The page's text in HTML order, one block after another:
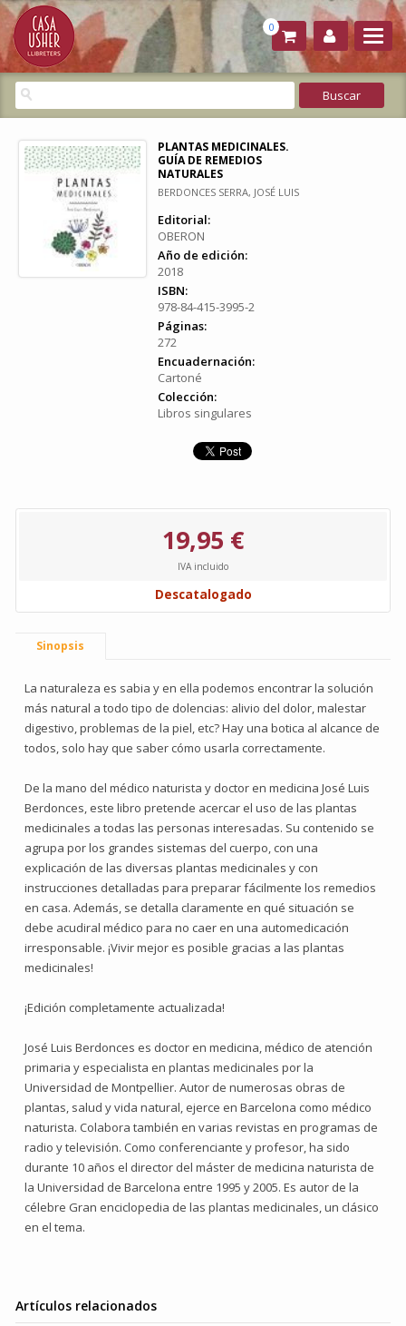
0
PLANTAS MEDICINALES.
GUÍA DE REMEDIOS
NATURALES
BERDONCES SERRA, JOSÉ LUIS
Editorial:
OBERON
Año de edición:
2018
ISBN:
978-84-415-3995-2
Páginas:
272
Encuadernación:
Cartoné
Colección:
Libros singulares
19,95 €
IVA incluido
Descatalogado
Sinopsis
La naturaleza es sabia y en ella podemos encontrar la solución
más natural a todo tipo de dolencias: alivio del dolor, malestar
digestivo, problemas de la piel, etc? Hay una botica al alcance de
todos, solo hay que saber cómo usarla correctamente.
De la mano del médico naturista y doctor en medicina José Luis
Berdonces, este libro pretende acercar el uso de las plantas
medicinales a todas las personas interesadas. Su contenido se
agrupa por los grandes sistemas del cuerpo, con una
explicación de las diversas plantas medicinales y con
instrucciones detalladas para preparar fácilmente los remedios
en casa. Además, se detalla claramente en qué situación se
debe acudiral médico para no caer en una automedicación
irresponsable. ¡Vivir mejor es posible gracias a las plantas
medicinales!
¡Edición completamente actualizada!
José Luis Berdonces es doctor en medicina, médico de atención
primaria y especialista en plantas medicinales por la
Universidad de Montpellier. Autor de numerosas obras de
plantas, salud y vida natural, ejerce en Barcelona como médico
naturista. Colabora también en varias revistas en programas de
radio y televisión. Como conferenciante y profesor, ha sido
durante 10 años el director del máster de medicina naturista de
la Universidad de Barcelona entre 1995 y 2005. Es autor de la
célebre Gran enciclopedia de las plantas medicinales, un clásico
en el tema.
Artículos relacionados